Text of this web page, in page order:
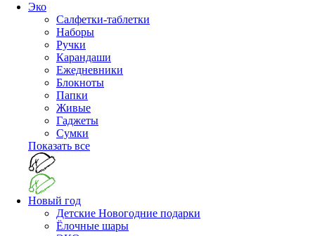
Эко
Салфетки-таблетки
Наборы
Ручки
Карандаши
Ежедневники
Блокноты
Папки
Живые
Гаджеты
Сумки
Показать все
Новый год
Детские Новогодние подарки
Ёлочные шары